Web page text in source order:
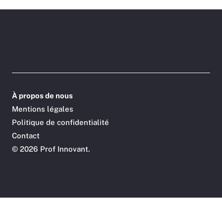
© 2026 Prof Innovant.
À propos de nous
Mentions légales
Politique de confidentialité
Contact